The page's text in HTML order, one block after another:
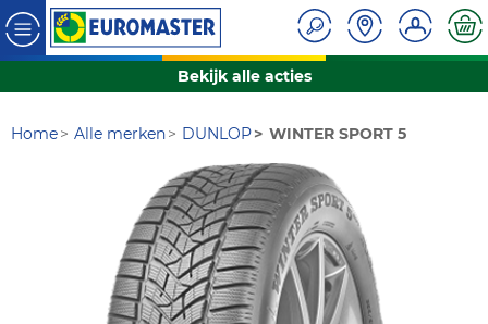
Bekijk alle acties
Home Alle merken DUNLOP WINTER SPORT 5